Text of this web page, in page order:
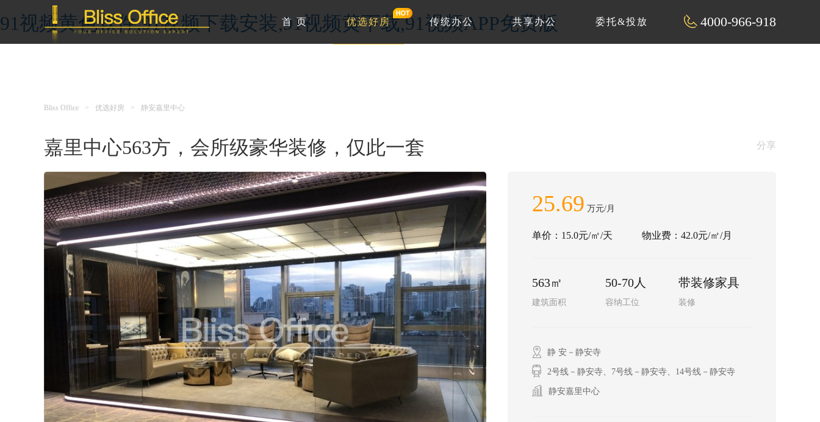
91视频黄色软件,91视频下载安装,91视频黄下载,91视频APP免费版 4000-966-918
首 页 优选好房 传统办公 共享办公 委托&投放
Bliss Office > 优选好房 > 静安嘉里中心
嘉里中心563方，会所级豪华装修，仅此一套 分享
25.69 万元/月
单价：15.0元/㎡/天 物业费：42.0元/㎡/月
563㎡
建筑面积
50-70人
容纳工位
带装修家具
装修
静 安－静安寺
2号线－静安寺、7号线－静安寺、14号线－静安寺
静安嘉里中心